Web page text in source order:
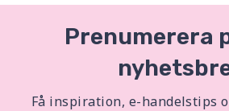
Prenumerera
Få inspiration, e-handelstips